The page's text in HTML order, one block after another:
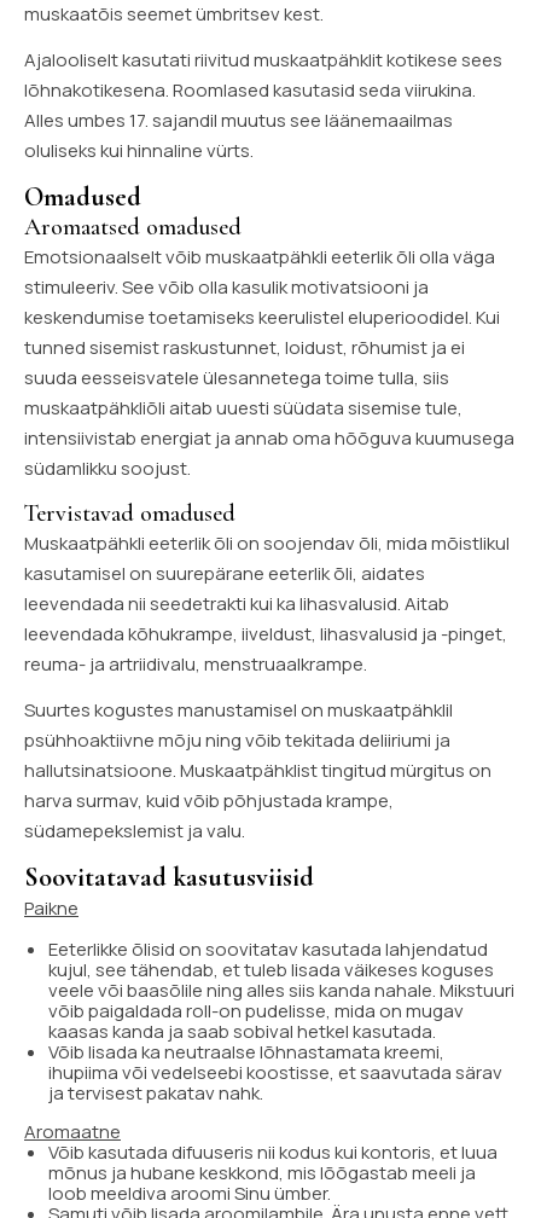
muskaatõis seemet ümbritsev kest.
Ajalooliselt kasutati riivitud muskaatpähklit kotikese sees
lõhnakotikesena. Roomlased kasutasid seda viirukina.
Alles umbes 17. sajandil muutus see läänemaailmas
oluliseks kui hinnaline vürts.
Omadused
Aromaatsed omadused
Emotsionaalselt võib muskaatpähkli eeterlik õli olla väga
stimuleeriv. See võib olla kasulik motivatsiooni ja
keskendumise toetamiseks keerulistel eluperioodidel. Kui
tunned sisemist raskustunnet, loidust, rõhumist ja ei
suuda eesseisvatele ülesannetega toime tulla, siis
muskaatpähkliõli aitab uuesti süüdata sisemise tule,
intensiivistab energiat ja annab oma hõõguva kuumusega
südamlikku soojust.
Tervistavad omadused
Muskaatpähkli eeterlik õli on soojendav õli, mida mõistlikul
kasutamisel on suurepärane eeterlik õli, aidates
leevendada nii seedetrakti kui ka lihasvalusid. Aitab
leevendada kõhukrampe, iiveldust, lihasvalusid ja -pinget,
reuma- ja artriidivalu, menstruaalkrampe.
Suurtes kogustes manustamisel on muskaatpähklil
psühhoaktiivne mõju ning võib tekitada deliiriumi ja
hallutsinatsioone. Muskaatpähklist tingitud mürgitus on
harva surmav, kuid võib põhjustada krampe,
südamepekslemist ja valu.
Soovitatavad kasutusviisid
Paikne
Eeterlikke õlisid on soovitatav kasutada lahjendatud
kujul, see tähendab, et tuleb lisada väikeses koguses
veele või baasõlile ning alles siis kanda nahale. Mikstuuri
võib paigaldada roll-on pudelisse, mida on mugav
kaasas kanda ja saab sobival hetkel kasutada.
Võib lisada ka neutraalse lõhnastamata kreemi,
ihupiima või vedelseebi koostisse, et saavutada särav
ja tervisest pakatav nahk.
Aromaatne
Võib kasutada difuuseris nii kodus kui kontoris, et luua
mõnus ja hubane keskkond, mis lõõgastab meeli ja
loob meeldiva aroomi Sinu ümber.